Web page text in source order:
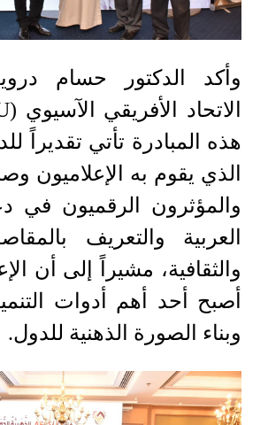
وأكد الدكتور حسام
هذه المبادرة تأتي تقديراً
الذي يقوم به الإعلاميون
والمؤثرون الرقميون في
العربية والتعريف
والثقافية، مشيراً إلى أن
أصبح أحد أهم أدوات
وبناء الصورة الذهنية للدول.